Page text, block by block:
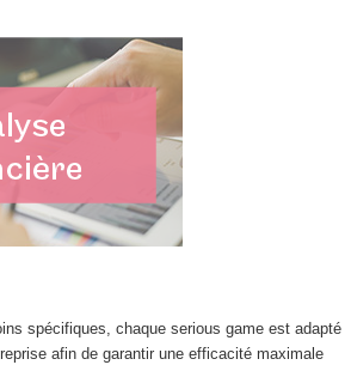
spécifiques, chaque serious game est adapté
afin de garantir une efficacité maximale